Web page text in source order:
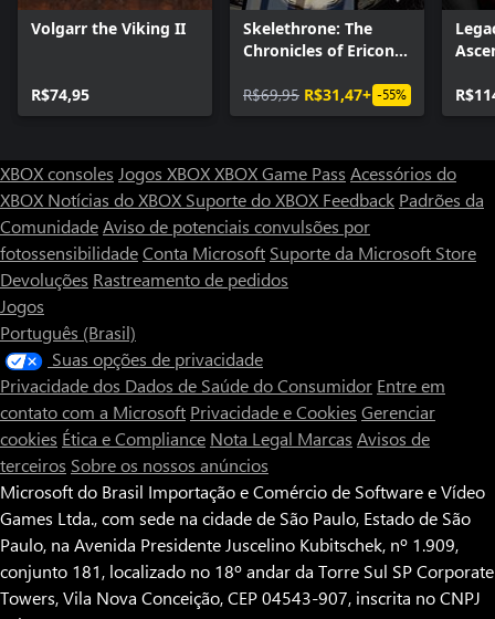
Volgarr the Viking II
R$74,95
Skelethrone: The
Chronicles of Ericona
R$69,95 R$31,47+ -55%
XBOX consoles Jogos XBOXXBOX Game Pass Acessórios do
XBOX Notícias do XBOX Suporte do XBOX Feedback Padrões da
ComunidadeAviso de potenciais convulsões por
fotossensibilidadeConta Microsoft Suporte da Microsoft Store
Devoluções Rastreamento de pedidos
Jogos
Português (Brasil)
Suas opções de privacidade
Privacidade dos Dados de Saúde do Consumidor Entre em
contato com a Microsoft Privacidade e Cookies Gerenciar
cookies Ética e Compliance Nota Legal Marcas Avisos de
terceiros Sobre os nossos anúncios
Microsoft do Brasil Importação e Comércio de Software e Vídeo
Games Ltda., com sede na cidade de São Paulo, Estado de São
Paulo, na Avenida Presidente Juscelino Kubitschek, nº 1.909,
conjunto 181, localizado no 18º andar da Torre Sul SP Corporate
Towers, Vila Nova Conceição, CEP 04543-907, inscrita no CNPJ